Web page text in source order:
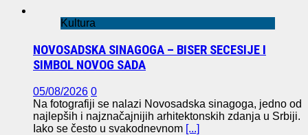
Kultura
NOVOSADSKA SINAGOGA – BISER SECESIJE I
SIMBOL NOVOG SADA
05/08/2026 0
Na fotografiji se nalazi Novosadska sinagoga, jedno od
najlepših i najznačajnijih arhitektonskih zdanja u Srbiji.
Iako se često u svakodnevnom [...]